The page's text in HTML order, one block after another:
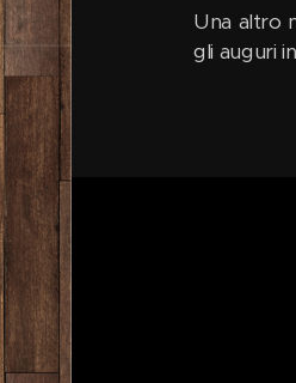
Una altro
gli auguri